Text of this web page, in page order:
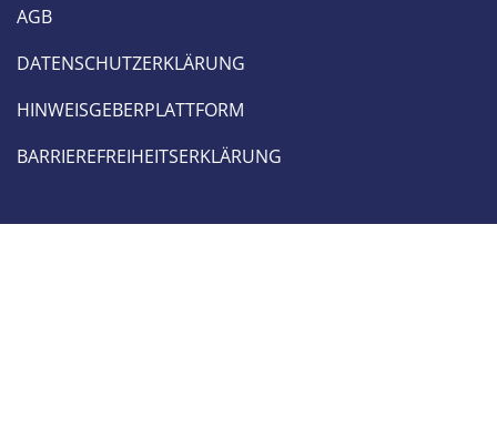
AGB
DATENSCHUTZERKLÄRUNG
HINWEISGEBERPLATTFORM
BARRIEREFREIHEITSERKLÄRUNG